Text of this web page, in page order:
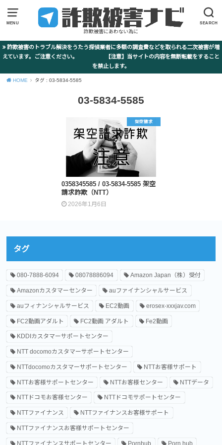
MENU SEARCH
詐欺被害にあわない為に
詐欺被害のトラブル解決をうたう探偵業者に多額の調査費などを取られる二次被害が増
えています。ご注意ください。 【注意】当サイトの内容を無断転載をすること
を禁止します。
HOME タグ : 03-5834-5585
03-5834-5585
架空請求
0358345585 / 03-5834-5585 架空
請求詐欺（NTT）
2026年1月6日
タグ
080-7888-6094 08078886094 Amazon Japan（株）受付
Amazonカスタマーセンター auファイナンシャルサービス
auフィナンシャルサービス EC2動画 erosex-xxxjav.com
FC2動画アダルト FC2動画 アダルト Fe2動画
KDDIカスタマーサポートセンター
NTT docomoカスタマーサポートセンター
NTTdocomoカスタマーサポートセンター NTTお客様サポート
NTTお客様サポートセンター NTTお客様センター NTTデータ
NTTドコモお客様センター NTTドコモサポートセンター
NTTファイナンス NTTファイナンスお客様サポート
NTTファイナンスお客様サポートセンター
NTTファイナンスサポートセンター Pornhub Porn hub